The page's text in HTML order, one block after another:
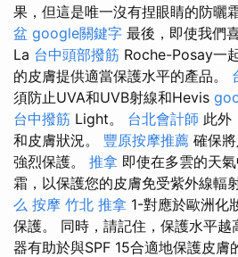
果，但這是唯一沒有捏眼睛的防曬
盆 google關鍵字 最後，即使我們
La 台中頭部撥筋 Roche-Posay一
的皮膚提供適當保護水平的產品。
須防止UVA和UVB射線和Hevis
台中撥筋 Light。 台北會計師 此外
和皮膚狀況。 豐原按摩推薦 確保
強烈保護。 推拿 即使在多雲的天
霜，以保護您的皮膚免受紫外線輻
么 按摩 竹北 推拿 1-對應於歐洲化
保護。 同時，請記住，保護水平
器有助於與SPF 15合適地保護皮膚